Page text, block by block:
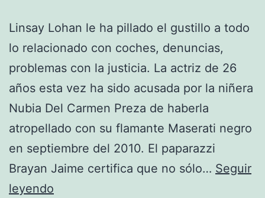
Linsay Lohan le ha pillado el gustillo a todo
lo relacionado con coches, denuncias,
problemas con la justicia. La actriz de 26
años esta vez ha sido acusada por la niñera
Nubia Del Carmen Preza de haberla
atropellado con su flamante Maserati negro
en septiembre del 2010. El paparazzi
Brayan Jaime certifica que no sólo… Seguir
leyendo